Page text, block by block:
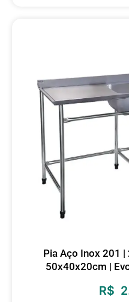
Pia Aço Inox 201
50x40x20cm |
R$